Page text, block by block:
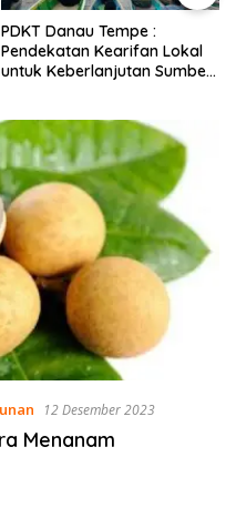
Cara Mengatasi Penyakit
PMK pada Sapi Perah Secara
Alami dan Medis
12 Desember 2023
Menanam